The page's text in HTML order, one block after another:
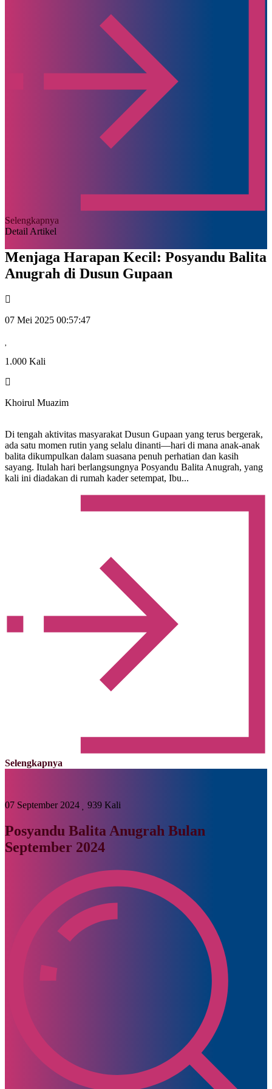
Selengkapnya
Detail Artikel
Menjaga Harapan Kecil: Posyandu Balita
Anugrah di Dusun Gupaan
07 Mei 2025 00:57:47
1.000 Kali
Khoirul Muazim
Di tengah aktivitas masyarakat Dusun Gupaan yang terus bergerak,
ada satu momen rutin yang selalu dinanti—hari di mana anak-anak
balita dikumpulkan dalam suasana penuh perhatian dan kasih
sayang. Itulah hari berlangsungnya Posyandu Balita Anugrah, yang
kali ini diadakan di rumah kader setempat, Ibu...
Selengkapnya
07 September 2024 939 Kali
Posyandu Balita Anugrah Bulan
September 2024